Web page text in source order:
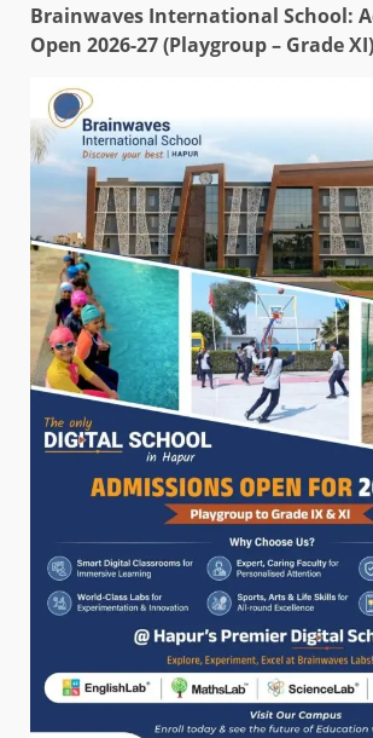
Brainwaves International School:
Open 2026-27 (Playgroup – Grade XI)